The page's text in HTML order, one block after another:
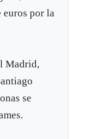
euros por la
Madrid,
se